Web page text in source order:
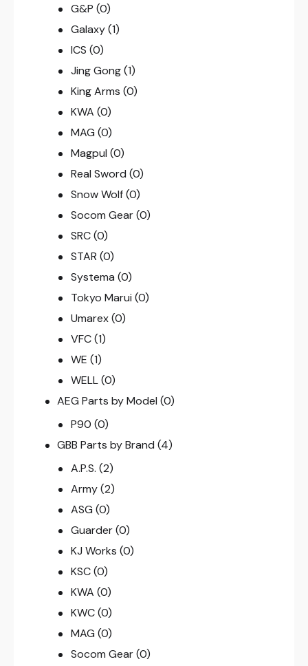
G&P (0)
Galaxy (1)
ICS (0)
Jing Gong (1)
King Arms (0)
KWA (0)
MAG (0)
Magpul (0)
Real Sword (0)
Snow Wolf (0)
Socom Gear (0)
SRC (0)
STAR (0)
Systema (0)
Tokyo Marui (0)
Umarex (0)
VFC (1)
WE (1)
WELL (0)
AEG Parts by Model (0)
P90 (0)
GBB Parts by Brand (4)
A.P.S. (2)
Army (2)
ASG (0)
Guarder (0)
KJ Works (0)
KSC (0)
KWA (0)
KWC (0)
MAG (0)
Socom Gear (0)